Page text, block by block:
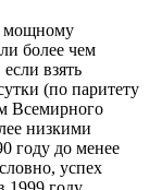
мощному
более чем
взять
(по паритету
Всемирного
низкими
году до менее
успех